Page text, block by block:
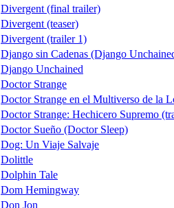
Divergent (final trailer)
Divergent (teaser)
Divergent (trailer 1)
Django sin Cadenas (Django
Django Unchained
Doctor Strange
Doctor Strange en el Multiverso de la
Doctor Strange: Hechicero Supremo
Doctor Sueño (Doctor Sleep)
Dog: Un Viaje Salvaje
Dolittle
Dolphin Tale
Dom Hemingway
Don Jon